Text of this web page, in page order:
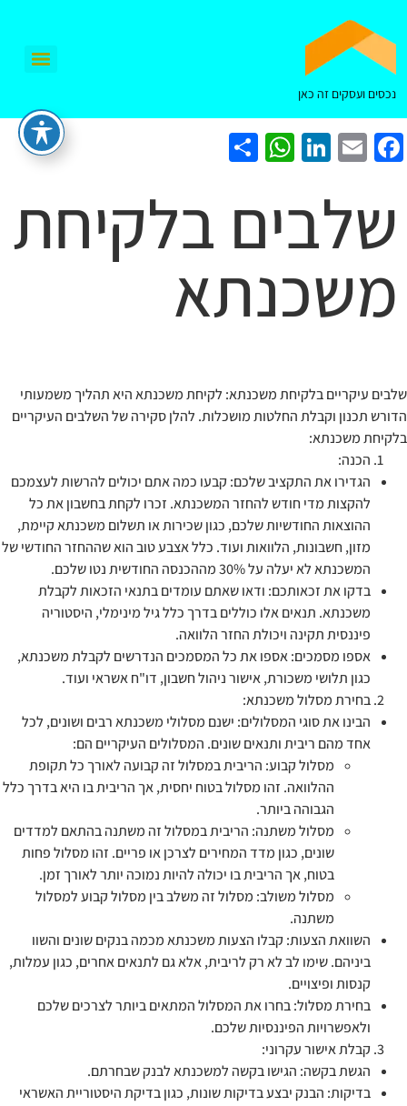
נכסים ועסקים זה כאן
Facebook
Email
LinkedIn
WhatsApp
שלבים בלקיחת
משכנתא
שלבים עיקריים בלקיחת משכנתא: לקיחת משכנתא היא תהליך משמעותי
הדורש תכנון וקבלת החלטות מושכלות. להלן סקירה של השלבים העיקריים
בלקיחת משכנתא:
הכנה:
הגדירו את התקציב שלכם: קבעו כמה אתם יכולים להרשות לעצמכם
להקצות מדי חודש להחזר המשכנתא. זכרו לקחת בחשבון את כל
ההוצאות החודשיות שלכם, כגון שכירות או תשלום משכנתא קיימת,
מזון, חשבונות, הלוואות ועוד. כלל אצבע טוב הוא שההחזר החודשי של
המשכנתא לא יעלה על 30% מההכנסה החודשית נטו שלכם.
בדקו את זכאותכם: ודאו שאתם עומדים בתנאי הזכאות לקבלת
משכנתא. תנאים אלו כוללים בדרך כלל גיל מינימלי, היסטוריה
פיננסית תקינה ויכולת החזר הלוואה.
אספו מסמכים: אספו את כל המסמכים הנדרשים לקבלת משכנתא,
כגון תלושי משכורת, אישור ניהול חשבון, דו"ח אשראי ועוד.
בחירת מסלול משכנתא:
הבינו את סוגי המסלולים: ישנם מסלולי משכנתא רבים ושונים, לכל
אחד מהם ריבית ותנאים שונים. המסלולים העיקריים הם:
מסלול קבוע: הריבית במסלול זה קבועה לאורך כל תקופת
ההלוואה. זהו מסלול בטוח יחסית, אך הריבית בו היא בדרך כלל
הגבוהה ביותר.
מסלול משתנה: הריבית במסלול זה משתנה בהתאם למדדים
שונים, כגון מדד המחירים לצרכן או פריים. זהו מסלול פחות
בטוח, אך הריבית בו יכולה להיות נמוכה יותר לאורך זמן.
מסלול משולב: מסלול זה משלב בין מסלול קבוע למסלול
משתנה.
השוואת הצעות: קבלו הצעות משכנתא מכמה בנקים שונים והשוו
ביניהם. שימו לב לא רק לריבית, אלא גם לתנאים אחרים, כגון עמלות,
קנסות ופיצויים.
בחירת מסלול: בחרו את המסלול המתאים ביותר לצרכים שלכם
ולאפשרויות הפיננסיות שלכם.
קבלת אישור עקרוני:
הגשת בקשה: הגישו בקשה למשכנתא לבנק שבחרתם.
בדיקות: הבנק יבצע בדיקות שונות, כגון בדיקת היסטוריית האשראי